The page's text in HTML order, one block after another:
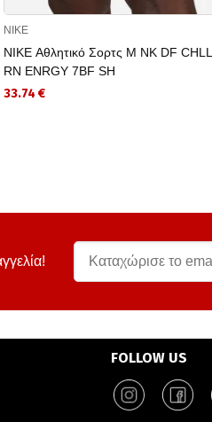
NIKE
NIKE Αθλητικό Σορτς M NK DF
RN ENRGY 7BF SH
33.74 €
FOLLOW US